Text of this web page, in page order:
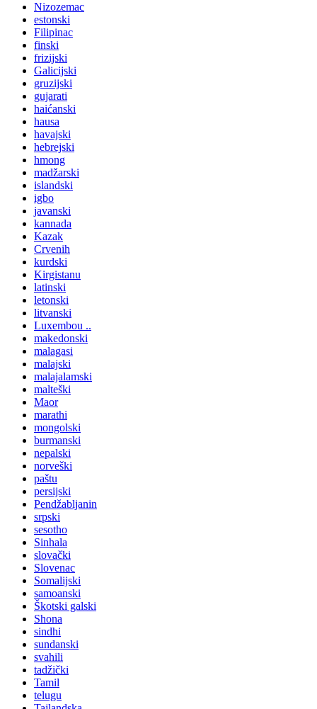
Nizozemac
estonski
Filipinac
finski
frizijski
Galicijski
gruzijski
gujarati
haićanski
hausa
havajski
hebrejski
hmong
madžarski
islandski
igbo
javanski
kannada
Kazak
Crvenih
kurdski
Kirgistanu
latinski
letonski
litvanski
Luxembou ..
makedonski
malagasi
malajski
malajalamski
malteški
Maor
marathi
mongolski
burmanski
nepalski
norveški
paštu
persijski
Pendžabljanin
srpski
sesotho
Sinhala
slovački
Slovenac
Somalijski
samoanski
Škotski galski
Shona
sindhi
sundanski
svahili
tadžički
Tamil
telugu